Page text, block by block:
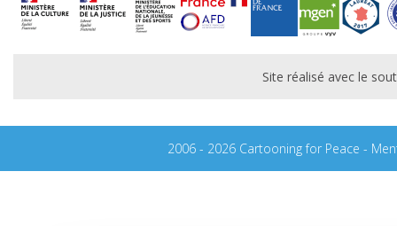
Site réalisé avec le
2006 - 2026 Cartooning for Peace -